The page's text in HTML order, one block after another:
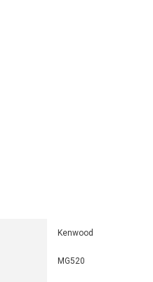
Kenwood
MG520